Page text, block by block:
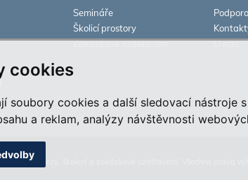
cookies
soubory cookies a další sledovací nástroje
a reklam, analýzy návštěvnosti
Semináře
Podpora
Školicí prostory
Zakázkové vzdělávání
O nás
na kurzy, školení a zakázkové vzdělávání. Všechna práva